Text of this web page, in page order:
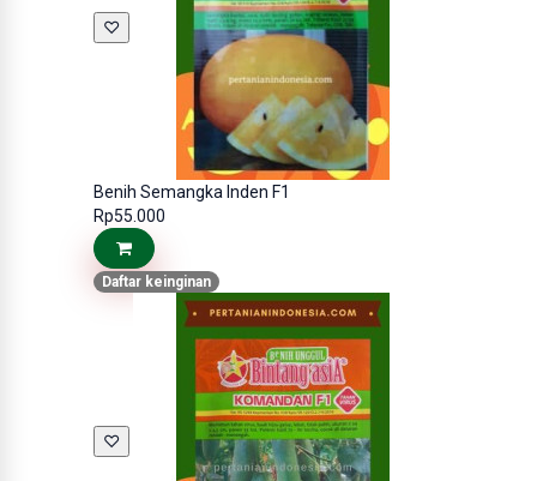
♡
Benih Semangka Inden F1
Rp55.000
Daftar keinginan
♡